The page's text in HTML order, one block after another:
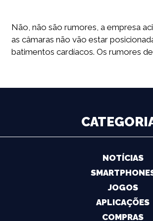
Não, não são rumores, a empresa
as câmaras não vão estar
batimentos cardíacos. Os rumores
NOTÍCIAS
JOGOS
APLICAÇÕES
COMPRAS